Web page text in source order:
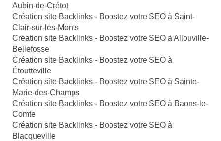
Aubin-de-Crétot
Création site Backlinks - Boostez votre SEO à Saint-
Clair-sur-les-Monts
Création site Backlinks - Boostez votre SEO à Allouville-
Bellefosse
Création site Backlinks - Boostez votre SEO à
Étoutteville
Création site Backlinks - Boostez votre SEO à Sainte-
Marie-des-Champs
Création site Backlinks - Boostez votre SEO à Baons-le-
Comte
Création site Backlinks - Boostez votre SEO à
Blacqueville